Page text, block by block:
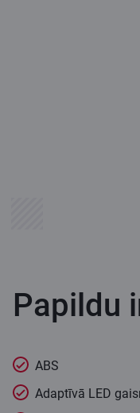
Papildu
ABS
Adaptīvā LED